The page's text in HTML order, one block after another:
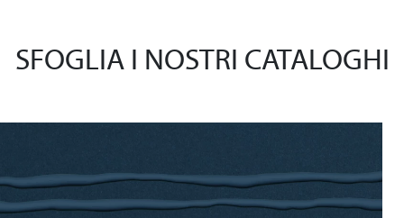
SFOGLIA I NOSTRI CATALOGHI